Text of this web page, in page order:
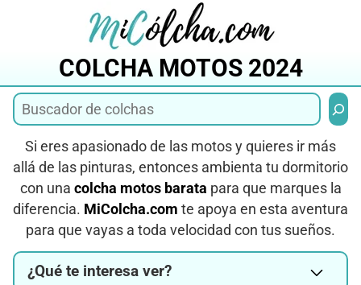
COLCHA MOTOS 2024
Si eres apasionado de las motos y quieres ir más
allá de las pinturas, entonces ambienta tu dormitorio
con una colcha motos barata para que marques la
diferencia. MiColcha.com te apoya en esta aventura
para que vayas a toda velocidad con tus sueños.
¿Qué te interesa ver?